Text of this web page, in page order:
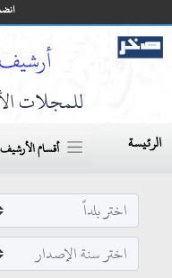
للمجلات
الرئيسة أقسام الأرشيف